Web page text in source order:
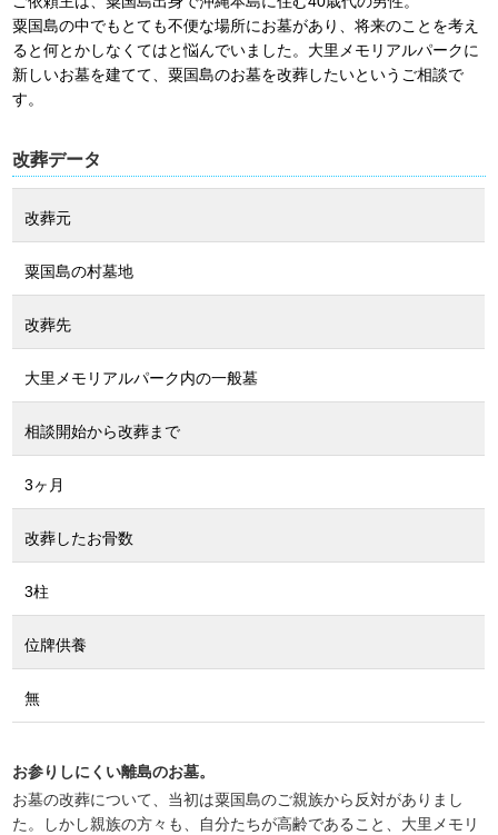
粟国島の中でもとても不便な場所にお墓があり、将来のことを考え
ると何とかしなくてはと悩んでいました。大里メモリアルパークに
新しいお墓を建てて、粟国島のお墓を改葬したいというご相談で
す。
改葬データ
改葬元
粟国島の村墓地
改葬先
大里メモリアルパーク内の一般墓
相談開始から改葬まで
3ヶ月
改葬したお骨数
3柱
位牌供養
無
お参りしにくい離島のお墓。
お墓の改葬について、当初は粟国島のご親族から反対がありまし
た。しかし親族の方々も、自分たちが高齢であること、大里メモリ